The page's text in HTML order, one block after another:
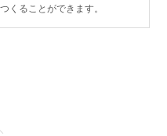
くることができます。